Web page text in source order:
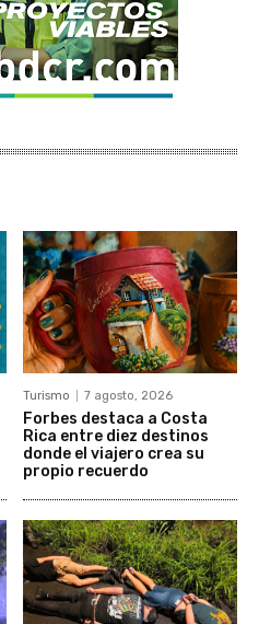
Turismo 7 agosto, 2026
Forbes destaca a Costa
Rica entre diez destinos
donde el viajero crea su
propio recuerdo